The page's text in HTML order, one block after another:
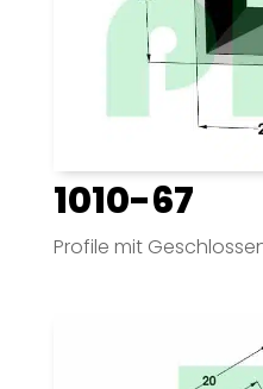
1010-67
Profile mit